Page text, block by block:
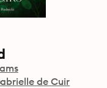
de Cuir